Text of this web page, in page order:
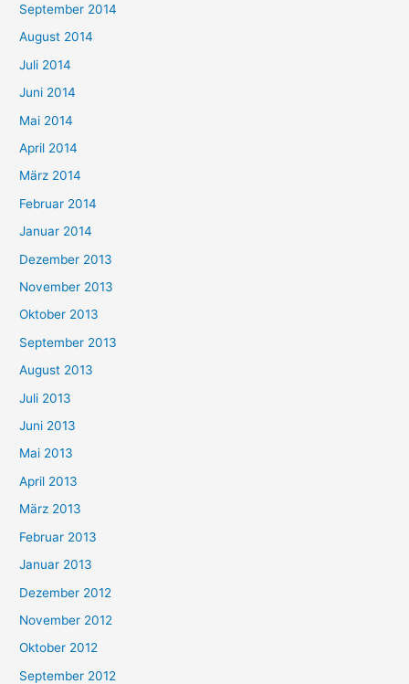
September 2014
August 2014
Juli 2014
Juni 2014
Mai 2014
April 2014
März 2014
Februar 2014
Januar 2014
Dezember 2013
November 2013
Oktober 2013
September 2013
August 2013
Juli 2013
Juni 2013
Mai 2013
April 2013
März 2013
Februar 2013
Januar 2013
Dezember 2012
November 2012
Oktober 2012
September 2012